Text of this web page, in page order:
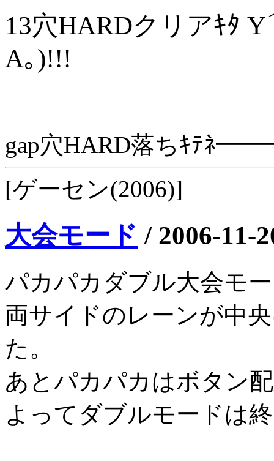
13穴HARDクリア
A｡)!!!
gap穴HARD落ちｷﾃ
[ゲーセン(2006)]
大会モード / 2006-11-
パカパカダブル大会モ
両サイドのレーンが中
た。
あとパカパカはボタン
よってダブルモードは